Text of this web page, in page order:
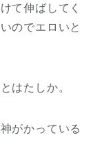
て伸ばしてく
のでエロいと
はたしか。
がかっている